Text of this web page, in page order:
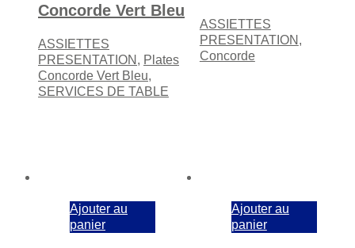
Concorde Vert Bleu
ASSIETTES
PRESENTATION , Plates
Concorde Vert Bleu,
SERVICES DE TABLE
ASSIETTES
PRESENTATION ,
Concorde
Ajouter au
panier
Ajouter au
panier